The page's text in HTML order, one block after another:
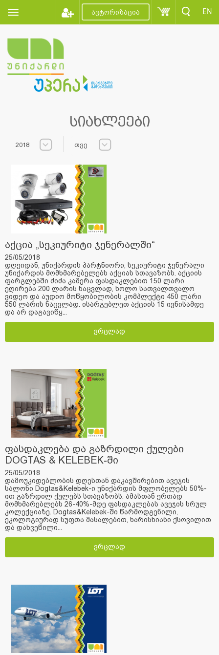
ავტორიზაცია EN
სიახლეები
2018 თვე
აქცია „სეკიურიტი ჯენერალში“
25/05/2018
დღეიდან, უნიქარდის პარტნიორი, სეკიურიტი ჯენერალი
უნიქარდის მომხმარებელებს აქციას სთავაზობს. აქციის
ფარგლებში ძიძა კამერა ფასდაკლებით 150 ლარი
ეღირება 200 ლარის ნაცვლად, ხოლო სათვალთვალო
ვიდეო და აუდიო მოწყობილობის კომპლექტი 450 ლარი
550 ლარის ნაცვლად. ისარგებლეთ აქციის 15 ივნისამდე
და არ დაგავიწყ...
ვრცლად
ფასდაკლება და გაზრდილი ქულები
DOGTAS & KELEBEK-ში
25/05/2018
დამოუკიდებლობის დღესთან დაკავშირებით ავეჯის
სალონი Dogtas&Kelebek-ი უნიქარდის მფლობელებს 50%-
ით გაზრდილ ქულებს სთავაზობს. ამასთან ერთად
მომხმარებლებს 26-40%-მდე ფასდაკლებას ავეჯის სრულ
კოლექციაზე. Dogtas&Kelebek-ში წარმოდგენილი,
ეკოლოგიურად სუფთა მასალებით, ხარისხიანი ქსოვილით
და დახვეწილი...
ვრცლად